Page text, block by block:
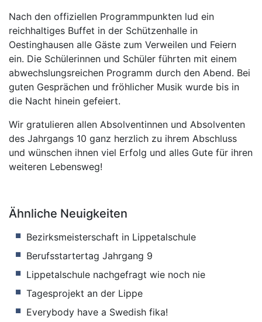
Nach den offiziellen Programmpunkten lud ein
reichhaltiges Buffet in der Schützenhalle in
Oestinghausen alle Gäste zum Verweilen und Feiern
ein. Die Schülerinnen und Schüler führten mit einem
abwechslungsreichen Programm durch den Abend. Bei
guten Gesprächen und fröhlicher Musik wurde bis in
die Nacht hinein gefeiert.
Wir gratulieren allen Absolventinnen und Absolventen
des Jahrgangs 10 ganz herzlich zu ihrem Abschluss
und wünschen ihnen viel Erfolg und alles Gute für ihren
weiteren Lebensweg!
Ähnliche Neuigkeiten
Bezirksmeisterschaft in Lippetalschule
Berufsstartertag Jahrgang 9
Lippetalschule nachgefragt wie noch nie
Tagesprojekt an der Lippe
Everybody have a Swedish fika!